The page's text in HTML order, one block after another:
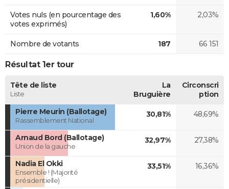
Votes nuls (en pourcentage des
votes exprimés)
1,60% 2,03%
Nombre de votants 187 66 151
Résultat 1er tour
Tête de liste
Liste
La
Bruguière
Circonscri
ption
Pierre Meurin (Ballotage)
Rassemblement National
30,81% 48,69%
Arnaud Bord (Ballotage)
Union de la gauche
32,97% 27,38%
Nadia El Okki
Ensemble ! (Majorité
présidentielle)
33,51% 16,36%